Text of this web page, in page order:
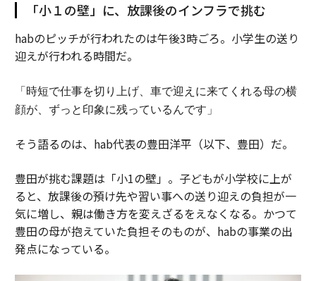
「小１の壁」に、放課後のインフラで挑む
habのピッチが行われたのは午後3時ごろ。小学生の送り
迎えが行われる時間だ。
「時短で仕事を切り上げ、車で迎えに来てくれる母の横
顔が、ずっと印象に残っているんです」
そう語るのは、hab代表の豊田洋平（以下、豊田）だ。
豊田が挑む課題は「小1の壁」。子どもが小学校に上が
ると、放課後の預け先や習い事への送り迎えの負担が一
気に増し、親は働き方を変えざるをえなくなる。かつて
豊田の母が抱えていた負担そのものが、habの事業の出
発点になっている。